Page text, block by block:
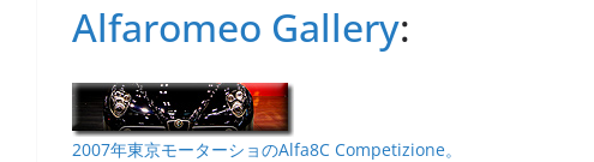
Alfaromeo Gallery:
2007年東京モーターショのAlfa8C Competizione。